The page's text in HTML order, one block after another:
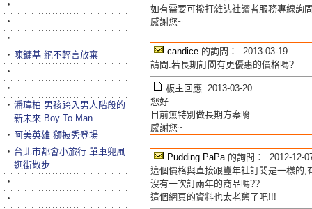
如有需要可撥打雜誌社讀者服務專線詢
感謝您~
candice 的詢問： 2013-03-19
請問:若長期訂閱有更優惠的價格嗎?
板主回應 2013-03-20
您好
目前無特別做長期方案唷
感謝您~
Pudding PaPa的詢問： 2012-12-
這個價格與直接跟豐年社訂閱是一樣的,
沒有一次訂兩年的商品嗎??
這個網頁的資料也太老舊了吧!!!
‧
‧
‧
‧ 陳鏞基 絕不輕言放棄
‧
‧
‧ 潘瑋柏 男孩跨入男人階段的
新未來 Boy To Man
‧ 阿美英雄 獅披秀登場
‧ 台北市都會小旅行 單車兜風
逛街散步
‧
‧